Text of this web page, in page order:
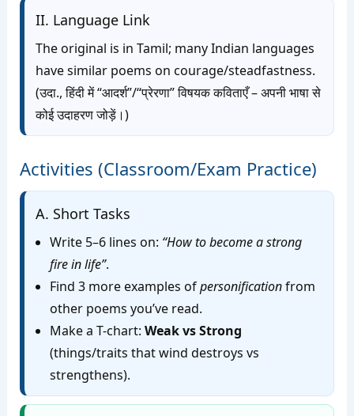
II. Language Link
The original is in Tamil; many Indian languages
have similar poems on courage/steadfastness.
(उदा., हिंदी में “आदर्श”/“प्रेरणा” विषयक कविताएँ – अपनी भाषा से
कोई उदाहरण जोड़ें।)
Activities (Classroom/Exam Practice)
A. Short Tasks
Write 5–6 lines on: “How to become a strong
fire in life”.
Find 3 more examples ofpersonificationfrom
other poems you’ve read.
Make a T-chart: Weak vs Strong
(things/traits that wind destroys vs
strengthens).